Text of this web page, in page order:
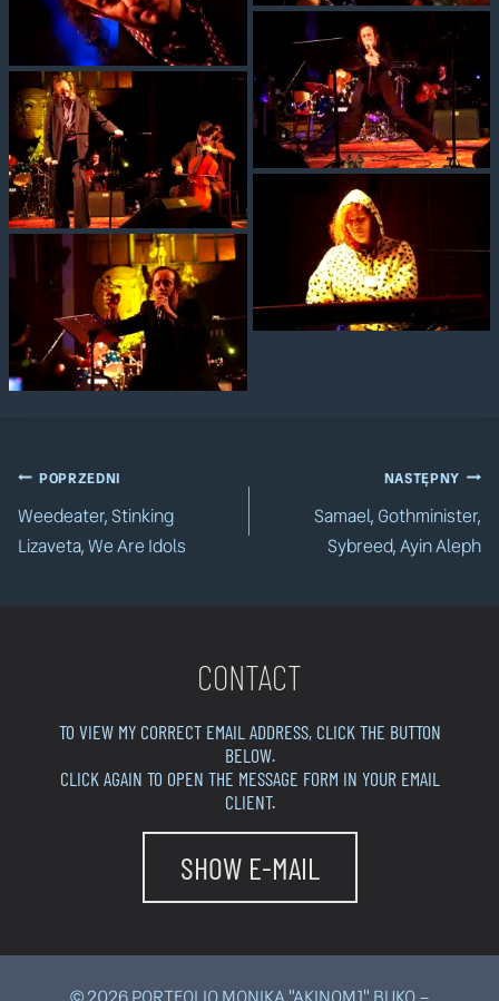
Nawigacja
wpisu
POPRZEDNI
Weedeater, Stinking
Lizaveta, We Are Idols
NASTĘPNY
Samael, Gothminister,
Sybreed, Ayin Aleph
CONTACT
TO VIEW MY CORRECT EMAIL ADDRESS, CLICK THE BUTTON
BELOW.
CLICK AGAIN TO OPEN THE MESSAGE FORM IN YOUR EMAIL
CLIENT.
SHOW E-MAIL